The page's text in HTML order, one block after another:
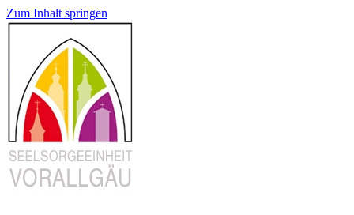
Zum Inhalt springen